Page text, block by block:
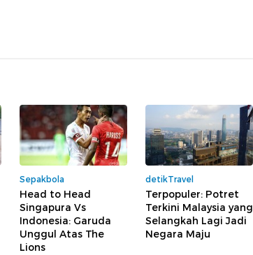
Sepakbola
Head to Head
Singapura Vs
Indonesia: Garuda
Unggul Atas The
Lions
detikTravel
Terpopuler: Potret
Terkini Malaysia yang
Selangkah Lagi Jadi
Negara Maju